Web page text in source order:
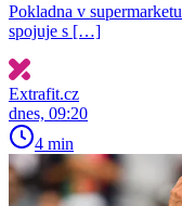
Pokladna v
spojuje s […]
Extrafit.cz
dnes, 09:20
4 min